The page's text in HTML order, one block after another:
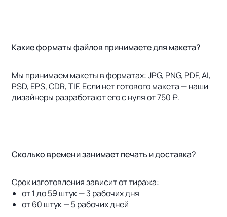
Какие форматы файлов принимаете для макета?
Мы принимаем макеты в форматах: JPG, PNG, PDF, AI,
PSD, EPS, CDR, TIF. Если нет готового макета — наши
дизайнеры разработают его с нуля от 750 ₽.
Сколько времени занимает печать и доставка?
Срок изготовления зависит от тиража:
от 1 до 59 штук — 3 рабочих дня
от 60 штук — 5 рабочих дней